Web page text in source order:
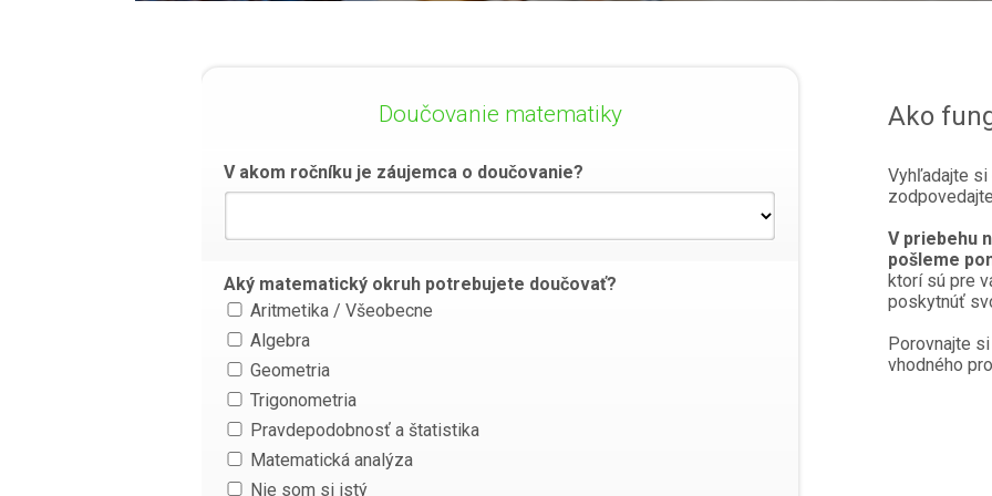
Ako
Vyhľadajte si
V priebehu
pošleme
ktorí sú pre
poskytnúť
Porovnajte
vhodného
Doučovanie matematiky
V akom ročníku je záujemca o doučovanie?
Aký matematický okruh potrebujete doučovať?
Aritmetika / Všeobecne
Algebra
Geometria
Trigonometria
Pravdepodobnosť a štatistika
Matematická analýza
Nie som si istý